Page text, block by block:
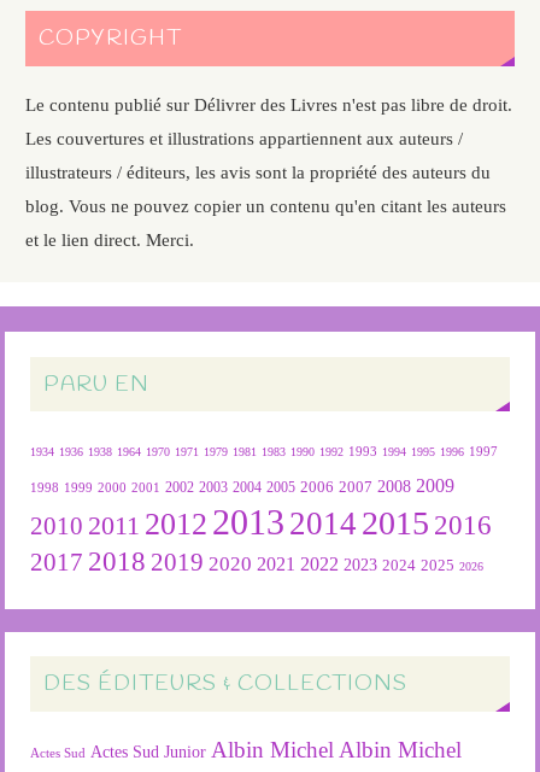
COPYRIGHT
Le contenu publié sur Délivrer des Livres n'est pas libre de droit.
Les couvertures et illustrations appartiennent aux auteurs /
illustrateurs / éditeurs, les avis sont la propriété des auteurs du
blog. Vous ne pouvez copier un contenu qu'en citant les auteurs
et le lien direct. Merci.
PARU EN
1934 1936 1938 1964 1970 1971 1979 1981 1983 1990 1992 1993 1994 1995 1996 1997
1998 1999 2000 2001 2002 2003 2004 2005 2006 2007 2008 2009
2010 2011 2012 2013 2014 2015 2016
2017 2018 2019 2020 2021 2022 2023 2024 2025 2026
DES ÉDITEURS & COLLECTIONS
Actes Sud Actes Sud Junior Albin Michel Albin Michel